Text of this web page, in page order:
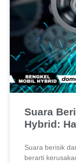
Suara
Hybrid:
Suara berisik
berarti